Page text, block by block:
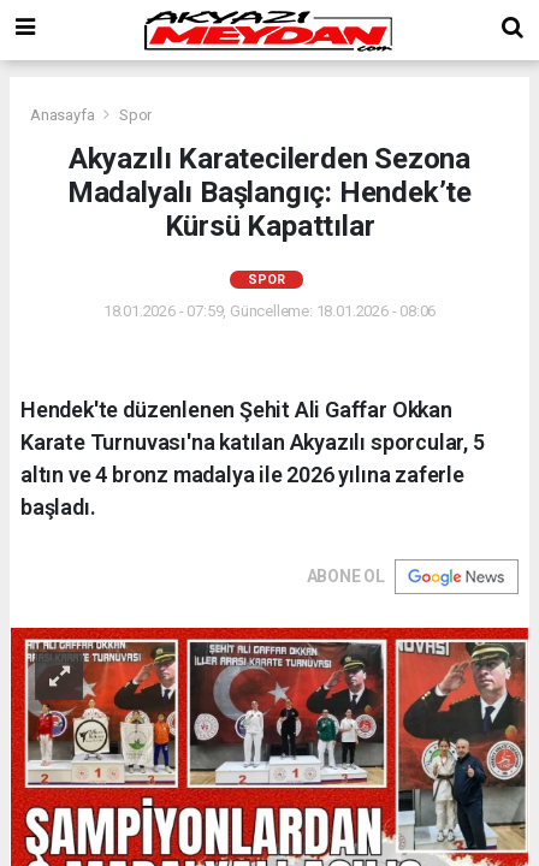
Anasayfa Spor
Akyazılı Karatecilerden Sezona
Madalyalı Başlangıç: Hendek’te
Kürsü Kapattılar
SPOR
18.01.2026 - 07:59, Güncelleme: 18.01.2026 - 08:06
Hendek'te düzenlenen Şehit Ali Gaffar Okkan
Karate Turnuvası'na katılan Akyazılı sporcular, 5
altın ve 4 bronz madalya ile 2026 yılına zaferle
başladı.
ABONE OL